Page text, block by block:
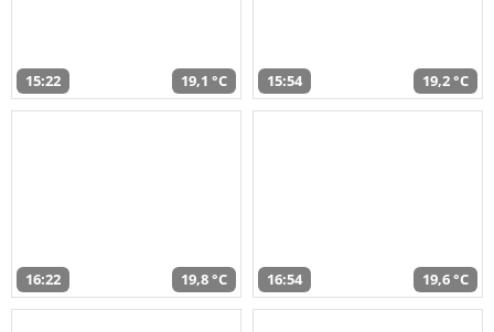
15:22 19,1 °C 15:54 19,2 °C
16:22 19,8 °C 16:54 19,6 °C